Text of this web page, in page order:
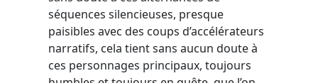
séquences silencieuses, presque
paisibles avec des coups d’accélérateurs
narratifs, cela tient sans aucun doute à
ces personnages principaux, toujours